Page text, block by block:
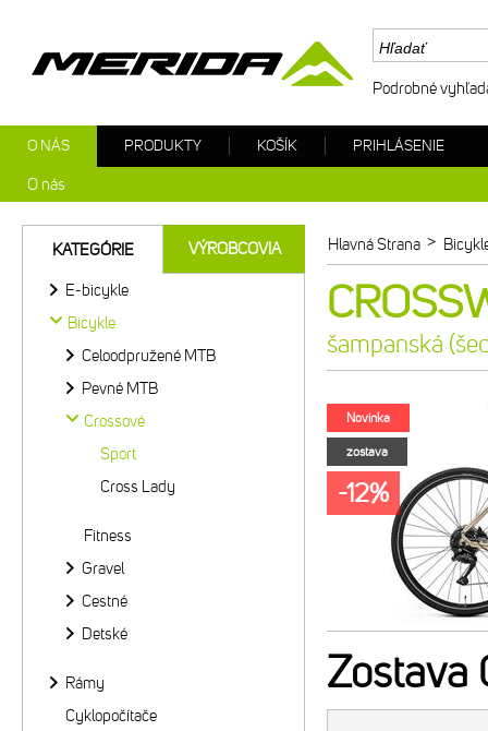
Hlavná Strana >
šampanská
Novinka
zostava
-12%
Zostava
KATEGÓRIE VÝROBCOVIA
E-bicykle
Bicykle
Celoodpružené MTB
Pevné MTB
Crossové
Sport
Cross Lady
Fitness
Gravel
Cestné
Detské
Rámy
Cyklopočítače
Podrobné
O NÁS
O nás
PRODUKTY KOŠÍK PRIHLÁSENIE